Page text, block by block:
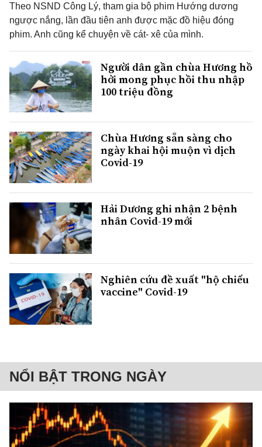
Theo NSND Công Lý, tham gia bộ phim Hướng dương
ngược nắng, lần đầu tiên anh được mặc đồ hiệu đóng
phim. Anh cũng kể chuyện về cát- xê của mình.
Người dân gần chùa Hương hồ
hởi mong phục hồi thu nhập
100 triệu đồng
Chùa Hương sẵn sàng cho
ngày khai hội muộn vì dịch
Covid-19
Hải Dương ghi nhận 2 bệnh
nhân Covid-19 mới
Nghiên cứu đề xuất "hộ chiếu
vaccine" Covid-19
NỔI BẬT TRONG NGÀY